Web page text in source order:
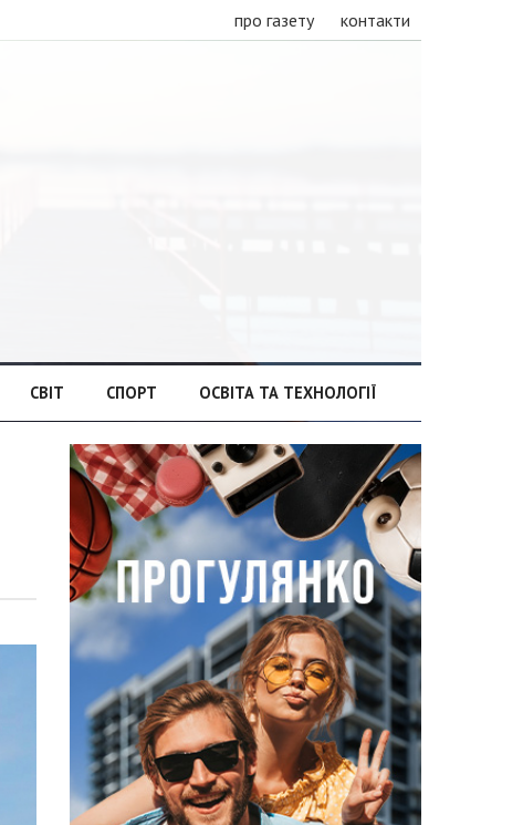
про газету контакти
СВІТ СПОРТ ОСВІТА ТА ТЕХНОЛОГІЇ